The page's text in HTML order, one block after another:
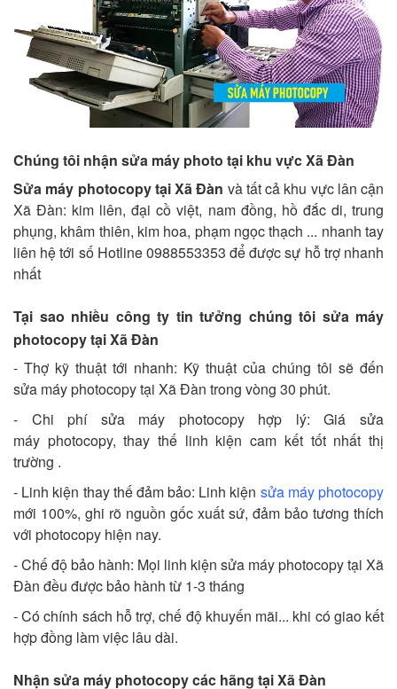
Chúng tôi nhận sửa máy photo tại khu vực Xã Đàn
Sửa máy photocopy tại Xã Đàn và tất cả khu vực lân cận
Xã Đàn: kim liên, đại cồ việt, nam đồng, hồ đắc di, trung
phụng, khâm thiên, kim hoa, phạm ngọc thạch ... nhanh tay
liên hệ tới số Hotline 0988553353 để được sự hỗ trợ nhanh
nhất
Tại sao nhiều công ty tin tưởng chúng tôi sửa máy
photocopy tại Xã Đàn
- Thợ kỹ thuật tới nhanh: Kỹ thuật của chúng tôi sẽ đến
sửa máy photocopy tại Xã Đàn trong vòng 30 phút.
- Chi phí sửa máy photocopy hợp lý: Giá sửa
máy photocopy, thay thế linh kiện cam kết tốt nhất thị
trường .
- Linh kiện thay thế đảm bảo: Linh kiện sửa máy photocopy
mới 100%, ghi rõ nguồn gốc xuất sứ, đảm bảo tương thích
với photocopy hiện nay.
- Chế độ bảo hành: Mọi linh kiện sửa máy photocopy tại Xã
Đàn đều được bảo hành từ 1-3 tháng
- Có chính sách hỗ trợ, chế độ khuyến mãi... khi có giao kết
hợp đồng làm việc lâu dài.
Nhận sửa máy photocopy các hãng tại Xã Đàn